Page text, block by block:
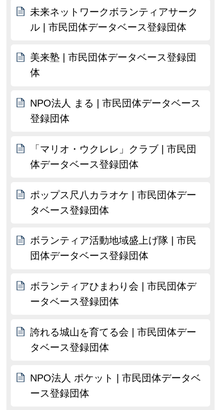
未来ネットワークボランティアサーク
ル | 市民団体データベース登録団体
美来塾 | 市民団体データベース登録団
体
NPO法人 まる | 市民団体データベース
登録団体
「マリオ・ウクレレ」クラブ | 市民団
体データベース登録団体
ポップス尺八カラオケ | 市民団体デー
タベース登録団体
ボランティア活動地域盛上げ隊 | 市民
団体データベース登録団体
ボランティアひまわり会 | 市民団体デ
ータベース登録団体
誇れる城山を育てる会 | 市民団体デー
タベース登録団体
NPO法人 ポケット | 市民団体データベ
ース登録団体